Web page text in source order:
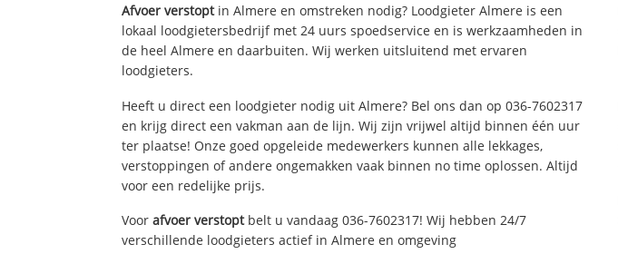
Afvoer verstoptin Almere en omstreken nodig? Loodgieter Almere is een
lokaal loodgietersbedrijf met 24 uurs spoedservice en is werkzaamheden in
de heel Almere en daarbuiten. Wij werken uitsluitend met ervaren
loodgieters.
Heeft u direct een loodgieter nodig uit Almere? Bel ons dan op 036-7602317
en krijg direct een vakman aan de lijn. Wij zijn vrijwel altijd binnen één uur
ter plaatse! Onze goed opgeleide medewerkers kunnen alle lekkages,
verstoppingen of andere ongemakken vaak binnen no time oplossen. Altijd
voor een redelijke prijs.
Voorafvoer verstoptbelt u vandaag 036-7602317! Wij hebben 24/7
verschillende loodgieters actief in Almere en omgeving